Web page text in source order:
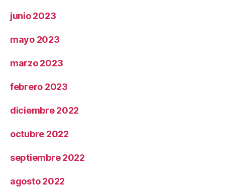
junio 2023
mayo 2023
marzo 2023
febrero 2023
diciembre 2022
octubre 2022
septiembre 2022
agosto 2022